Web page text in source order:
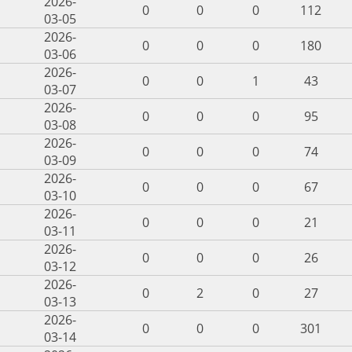
03-05
0 0 0
112
2026-
03-06
0 0 0
180
2026-
03-07
0 0 1
43
2026-
03-08
0 0 0
95
2026-
03-09
0 0 0
74
2026-
03-10
0 0 0
67
2026-
03-11
0 0 0
21
2026-
03-12
0 0 0
26
2026-
03-13
0 2 0
27
2026-
03-14
0 0 0
301